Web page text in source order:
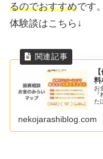
るのでおすすめです。
体験談はこちら↓
料
お
た
nekojarashiblog.com